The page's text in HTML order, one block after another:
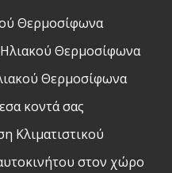
Θερμοσίφωνα
Θερμοσίφωνα
Θερμοσίφωνα
κοντά σας
Κλιματιστικού
στον χώρο